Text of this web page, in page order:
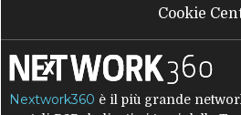
Cookie
Nextwork360 è il più grande